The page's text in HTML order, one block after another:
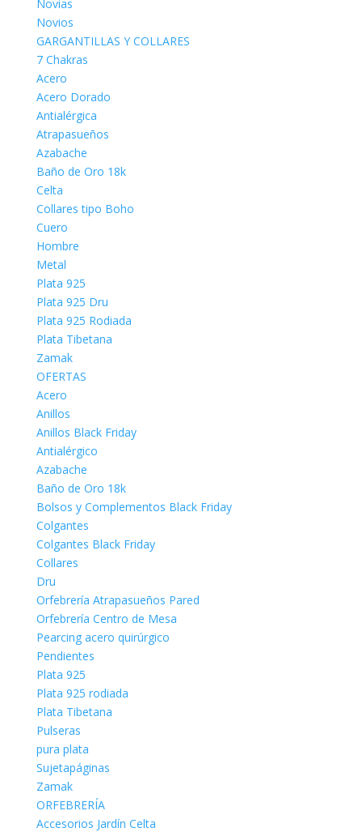
Novias
Novios
GARGANTILLAS Y COLLARES
7 Chakras
Acero
Acero Dorado
Antialérgica
Atrapasueños
Azabache
Baño de Oro 18k
Celta
Collares tipo Boho
Cuero
Hombre
Metal
Plata 925
Plata 925 Dru
Plata 925 Rodiada
Plata Tibetana
Zamak
OFERTAS
Acero
Anillos
Anillos Black Friday
Antialérgico
Azabache
Baño de Oro 18k
Bolsos y Complementos Black Friday
Colgantes
Colgantes Black Friday
Collares
Dru
Orfebrería Atrapasueños Pared
Orfebrería Centro de Mesa
Pearcing acero quirúrgico
Pendientes
Plata 925
Plata 925 rodiada
Plata Tibetana
Pulseras
pura plata
Sujetapáginas
Zamak
ORFEBRERÍA
Accesorios Jardín Celta